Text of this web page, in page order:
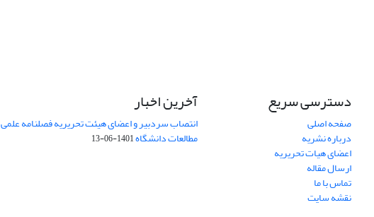
دسترسی سریع
صفحه اصلی
درباره نشریه
اعضای هیات تحریریه
ارسال مقاله
تماس با ما
نقشه سایت
آخرین اخبار
انتصاب سردبیر و اعضای هیئت تحریریه فصلنامه علمی
مطالعات دانشگاه1401-06-13